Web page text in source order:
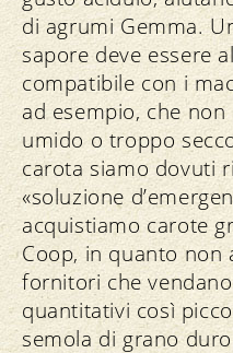
di agrumi Gemma.
sapore deve essere
compatibile con i
ad esempio, che
umido o troppo
carota siamo dovuti
«soluzione
acquistiamo carote
Coop, in quanto non
fornitori che
quantitativi così
semola di grano